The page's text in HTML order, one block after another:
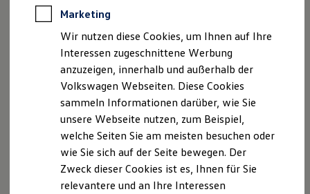
Software, Konnektivität & Apps
California App
VW Connect für Ihren ID. Buzz
VW Connect für Ihren Transporter/Caravelle
VW Connect für Ihren Amarok
VW Connect für andere Modelle
Connect Pro
Fleet Interface Data
Multistop Pathfinder
Übersicht Software Updates
Hilfreiches für Besitzer
Fahrerassistenz- und Sicherheitssysteme
Kontrollleuchten
Kurzfahrprofile und Ölverdünnung
Marketing
Wir nutzen diese Cookies, um Ihnen auf Ihre
Interessen zugeschnittene Werbung
anzuzeigen, innerhalb und außerhalb der
Volkswagen Webseiten. Diese Cookies
sammeln Informationen darüber, wie Sie
unsere Webseite nutzen, zum Beispiel,
welche Seiten Sie am meisten besuchen oder
wie Sie sich auf der Seite bewegen. Der
Zweck dieser Cookies ist es, Ihnen für Sie
relevantere und an Ihre Interessen